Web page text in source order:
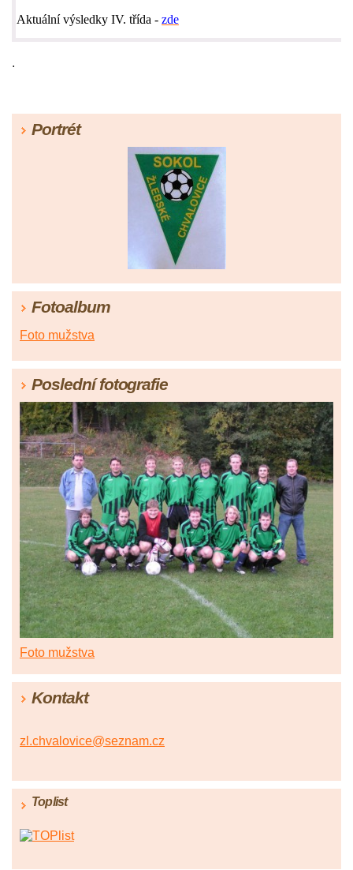
Aktuální výsledky IV. třída - zde
.
Portrét
Fotoalbum
Foto mužstva
Poslední fotografie
Foto mužstva
Kontakt
zl.chvalovice@seznam.cz
Toplist